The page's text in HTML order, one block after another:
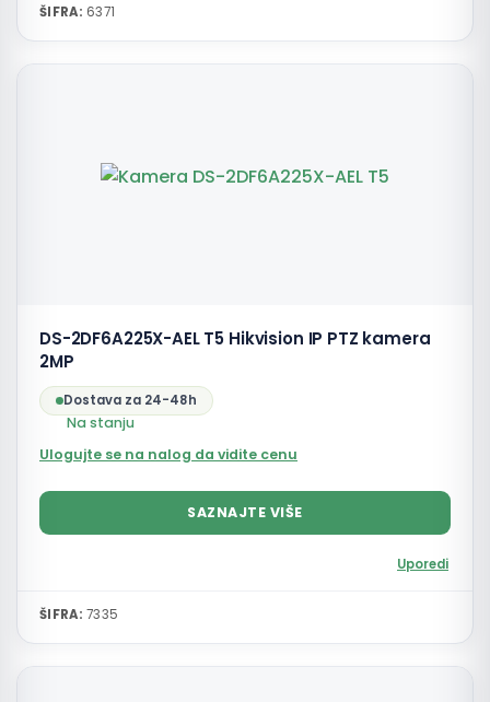
ŠIFRA: 6371
DS-2DF6A225X-AEL T5 Hikvision IP PTZ kamera
2MP
Dostava za 24-48h
Na stanju
Ulogujte se na nalog da vidite cenu
SAZNAJTE VIŠE
Uporedi
ŠIFRA: 7335